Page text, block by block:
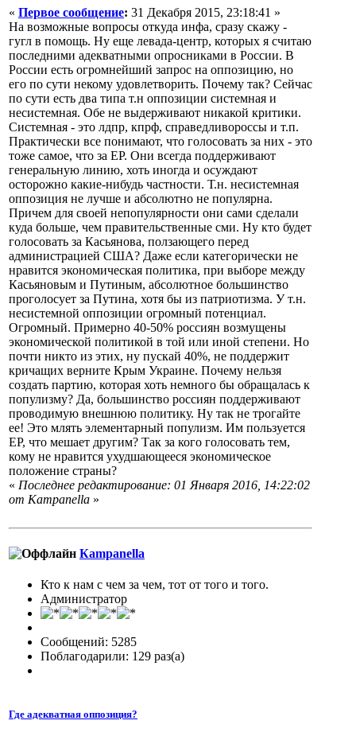
« Первое сообщение: 31 Декабря 2015, 23:18:41 »
На возможные вопросы откуда инфа, сразу скажу -
гугл в помощь. Ну еще левада-центр, которых я считаю
последними адекватными опросниками в России. В
России есть огромнейший запрос на оппозицию, но
его по сути некому удовлетворить. Почему так? Сейчас
по сути есть два типа т.н оппозиции системная и
несистемная. Обе не выдерживают никакой критики.
Системная - это лдпр, кпрф, справедливороссы и т.п.
Практически все понимают, что голосовать за них - это
тоже самое, что за ЕР. Они всегда поддерживают
генеральную линию, хоть иногда и осуждают
осторожно какие-нибудь частности. Т.н. несистемная
оппозиция не лучше и абсолютно не популярна.
Причем для своей непопулярности они сами сделали
куда больше, чем правительственные сми. Ну кто будет
голосовать за Касьянова, ползающего перед
администрацией США? Даже если категорически не
нравится экономическая политика, при выборе между
Касьяновым и Путиным, абсолютное большинство
проголосует за Путина, хотя бы из патриотизма. У т.н.
несистемной оппозиции огромный потенциал.
Огромный. Примерно 40-50% россиян возмущены
экономической политикой в той или иной степени. Но
почти никто из этих, ну пускай 40%, не поддержит
кричащих верните Крым Украине. Почему нельзя
создать партию, которая хоть немного бы обращалась к
популизму? Да, большинство россиян поддерживают
проводимую внешнюю политику. Ну так не трогайте
ее! Это млять элементарный популизм. Им пользуется
ЕР, что мешает другим? Так за кого голосовать тем,
кому не нравится ухудшающееся экономическое
положение страны?
« Последнее редактирование: 01 Января 2016, 14:22:02
от Кampanella »
Кampanella
Кто к нам с чем за чем, тот от того и того.
Администратор
Сообщений: 5285
Поблагодарили: 129 раз(а)
Где адекватная оппозиция?